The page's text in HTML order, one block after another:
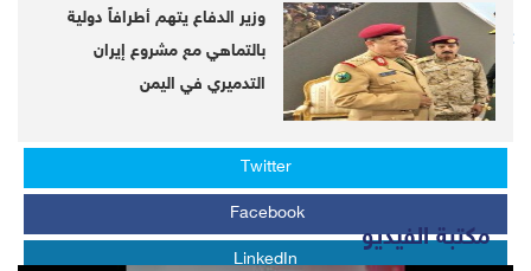
Follow us on Telegram
https://telegram.me/DebrieferNet
Whats APP
Twitter
Facebook
LinkedIn
وزير الدفاع يتهم أطرافاً دولية
بالتماهي مع مشروع إيران
التدميري في اليمن
مكتبة الفيديو